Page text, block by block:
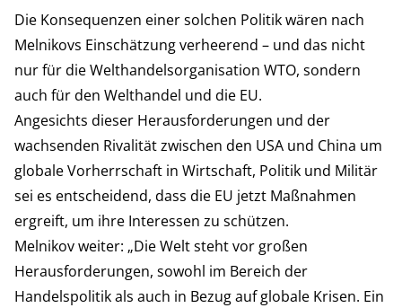
Die Konsequenzen einer solchen Politik wären nach
Melnikovs Einschätzung verheerend – und das nicht
nur für die Welthandelsorganisation WTO, sondern
auch für den Welthandel und die EU.
Angesichts dieser Herausforderungen und der
wachsenden Rivalität zwischen den USA und China um
globale Vorherrschaft in Wirtschaft, Politik und Militär
sei es entscheidend, dass die EU jetzt Maßnahmen
ergreift, um ihre Interessen zu schützen.
Melnikov weiter: „Die Welt steht vor großen
Herausforderungen, sowohl im Bereich der
Handelspolitik als auch in Bezug auf globale Krisen. Ein